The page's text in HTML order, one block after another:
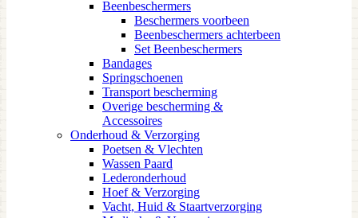
Beenbeschermers
Beschermers voorbeen
Beenbeschermers achterbeen
Set Beenbeschermers
Bandages
Springschoenen
Transport bescherming
Overige bescherming &
Accessoires
Onderhoud & Verzorging
Poetsen & Vlechten
Wassen Paard
Lederonderhoud
Hoef & Verzorging
Vacht, Huid & Staartverzorging